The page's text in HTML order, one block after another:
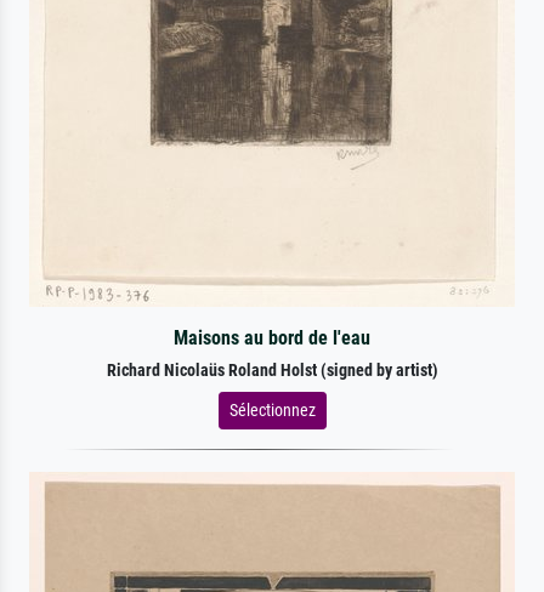
Maisons au bord de l'eau
Richard Nicolaüs Roland Holst (signed by artist)
Sélectionnez